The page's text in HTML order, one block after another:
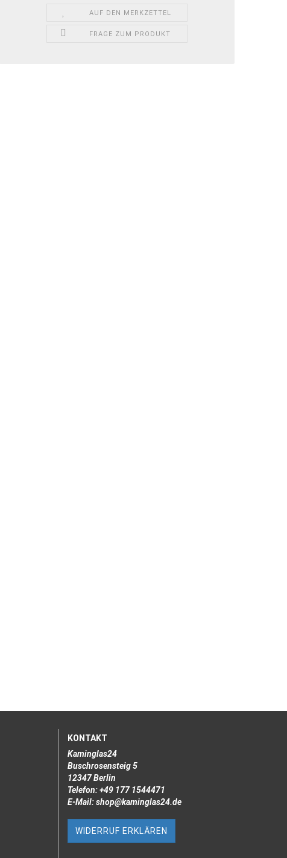
AUF DEN MERKZETTEL
FRAGE ZUM PRODUKT
KONTAKT
Kaminglas24
Buschrosensteig 5
12347 Berlin
Telefon: +49 177 1544471
E-Mail: shop@kaminglas24.de
WIDERRUF ERKLÄREN